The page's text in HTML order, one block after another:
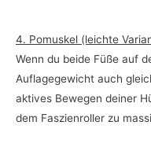
4. Pomuskel (leichte
Wenn du beide Füße auf
Auflagegewicht auch
aktives Bewegen deiner
dem Faszienroller zu